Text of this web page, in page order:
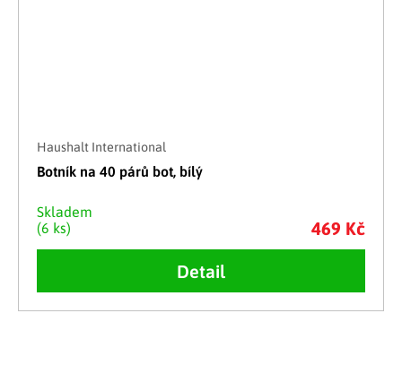
Haushalt International
Botník na 40 párů bot, bílý
Skladem
(6 ks)
469 Kč
Detail